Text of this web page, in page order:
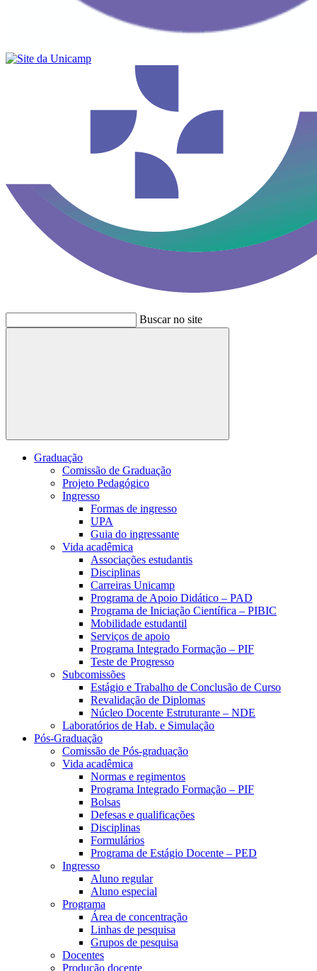
Buscar no site
Buscar
Graduação
Comissão de Graduação
Projeto Pedagógico
Ingresso
Formas de ingresso
UPA
Guia do ingressante
Vida acadêmica
Associações estudantis
Disciplinas
Carreiras Unicamp
Programa de Apoio Didático – PAD
Programa de Iniciação Científica – PIBIC
Mobilidade estudantil
Serviços de apoio
Programa Integrado Formação – PIF
Teste de Progresso
Subcomissões
Estágio e Trabalho de Conclusão de Curso
Revalidação de Diplomas
Núcleo Docente Estruturante – NDE
Laboratórios de Hab. e Simulação
Pós-Graduação
Comissão de Pós-graduação
Vida acadêmica
Normas e regimentos
Programa Integrado Formação – PIF
Bolsas
Defesas e qualificações
Disciplinas
Formulários
Programa de Estágio Docente – PED
Ingresso
Aluno regular
Aluno especial
Programa
Área de concentração
Linhas de pesquisa
Grupos de pesquisa
Docentes
Produção docente